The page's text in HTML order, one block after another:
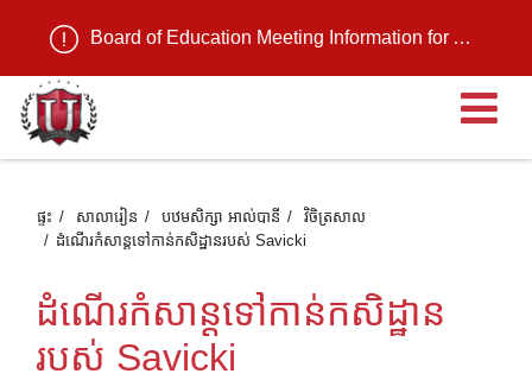
Board of Education Meeting Information for August 11, 2026
ប
ផ្ទះ សាលារៀន បឋមសិក្សា អាល់បានី
វិចិត្រសាល
ដំណើរកំសាន្តទៅកាន់កសិដ្ឋានរបស់ Savicki
ដំណើរកំសាន្តទៅកាន់កសិដ្ឋាន
របស់ Savicki